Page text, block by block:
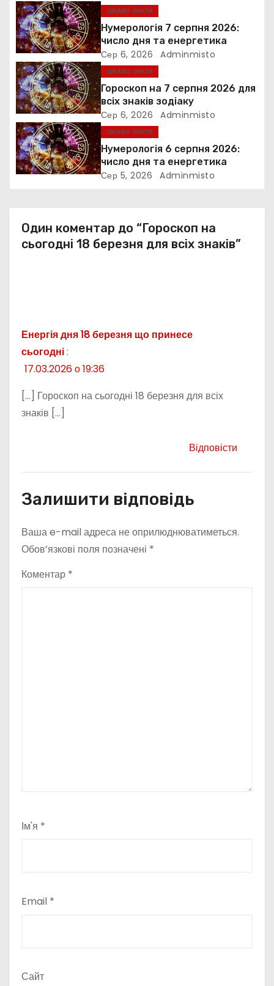
я
з
а
п
и
с
і
ЦІКАВО ЗНАТИ
Нумерологія 7 серпня 2026:
число дня та енергетика
Сер 6, 2026 Adminmisto
ЦІКАВО ЗНАТИ
Гороскоп на 7 серпня 2026 для
всіх знаків зодіаку
Сер 6, 2026 Adminmisto
ЦІКАВО ЗНАТИ
Нумерологія 6 серпня 2026:
число дня та енергетика
Сер 5, 2026 Adminmisto
Один коментар до “Гороскоп на
сьогодні 18 березня для всіх знаків”
Енергія дня 18 березня що принесе
сьогодні:
17.03.2026 о 19:36
[…] Гороскоп на сьогодні 18 березня для всіх
знаків […]
Відповісти
Залишити відповідь
Ваша e-mail адреса не оприлюднюватиметься.
Обов’язкові поля позначені *
Коментар *
Ім'я *
Email *
Сайт